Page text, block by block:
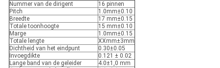
Nummer van de dirigent
16 pinnen
Pitch
1.0mm±0.10
Breedte
17 mm±0.15
Totale toonhoogte
15 mm±0.10
Marge
1.0mm±0.15
Totale lengte
XXmm±3mm
Dichtheid van het eindpunt
0.30±0.05
Invoegdikte
0.121 ± 0.02
Lange band van de geleider
4.0±1,0 mm